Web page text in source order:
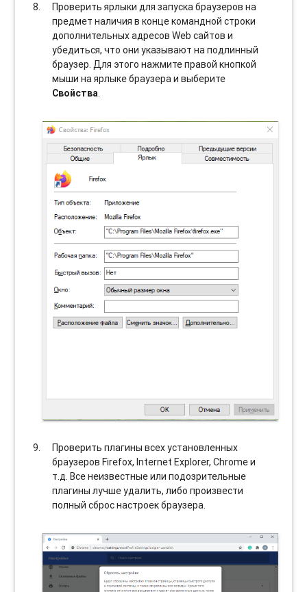
Проверить ярлыки для запуска браузеров на
предмет наличия в конце командной строки
дополнительных адресов Web сайтов и
убедиться, что они указывают на подлинный
браузер. Для этого нажмите правой кнопкой
мыши на ярлыке браузера и выберите
Свойства.
Проверить плагины всех установленных
браузеров Firefox, Internet Explorer, Chrome и
т.д. Все неизвестные или подозрительные
плагины лучше удалить, либо произвести
полный сброс настроек браузера.